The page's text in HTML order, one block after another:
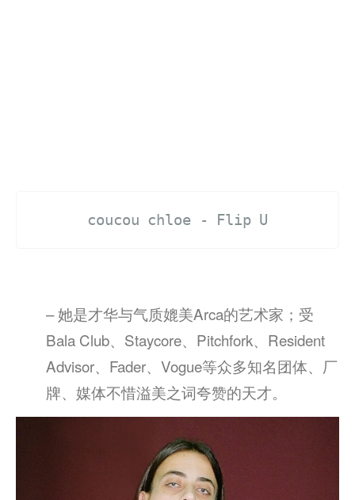
coucou chloe - Flip U
– 她是才华与气质媲美Arca的艺术家；受
Bala Club、Staycore、Pitchfork、Resident
Advisor、Fader、Vogue等众多知名团体、厂
牌、媒体不惜溢美之词夸赞的天才。